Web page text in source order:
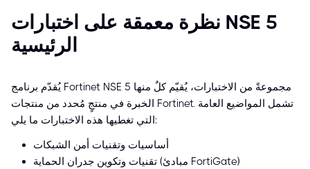
نظرة معمقة على اختبارات NSE 5
الرئيسية
يُقدّم برنامج Fortinet NSE 5 مجموعةً من الاختبارات، يُقيّم كلٌ منها
الخبرة في منتجٍ مُحدد من منتجات Fortinet. تشمل المواضيع العامة
التي تغطيها هذه الاختبارات ما يلي:
أساسيات وتقنيات أمن الشبكات
تقنيات وتكوين جدران الحماية (مبادئ FortiGate)